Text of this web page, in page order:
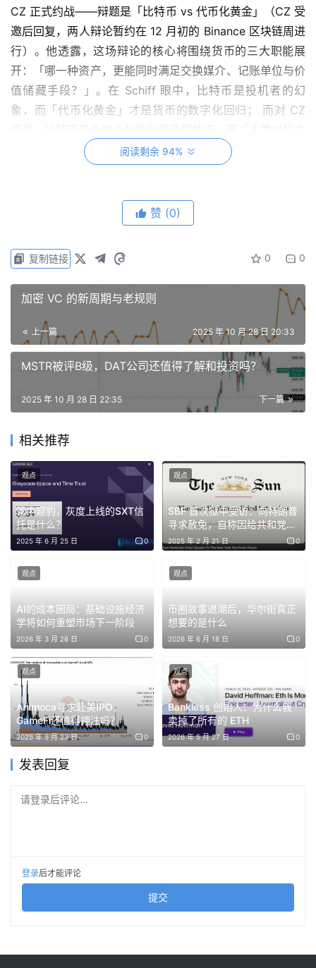
CZ 正式约战——辩题是「比特币 vs 代币化黄金」（CZ 受
邀后回复，两人辩论暂约在 12 月初的 Binance 区块链周进
行）。他透露，这场辩论的核心将围绕货币的三大职能展
开：「哪一种资产，更能同时满足交换媒介、记账单位与价
值储藏手段？」。在 Schiff 眼中，比特币是投机者的幻
象，而「代币化黄金」才是货币的数字化回归； 而对 CZ
的自我修正」。
仰、两种货币观之间的「辩前序章」。以下为访谈原文内
容，由 Odaily 星球日报编译，为便于阅读流畅，内容有一
原文如下
主持人：我看了您很多访谈，比如 2007 年您预警危机时主
持人都在笑，还有在金价 1200 美元时您坚持看多 5000
美元并与主持人激烈争论。这些预测最终都被证实了。我想
从这里切入：您认为加密圈理解黄金的最大误区是什么？
Peter Schiff：很多人误解黄金，是因为他们想为比特币辩
护。比特币没有任何内在价值——它不是可以被用来制造东
你可以转给别人，而别人拿到后同样也做不了什么，只能继
续转给下一个人。
于是他们想当然地把黄金也归为这一类，认为黄金不过是一
块「无用的石头」，有价值只是因为人们「相信它有价
值」。他们据此得出结论：既然黄金能「凭信念」定价，那
比特币也可以。
但他们忽略了最关键的一点：黄金确实有内在价值，而且价
值极高。这正是它能成为货币的根本原因——它是一种稀缺
而珍贵的实物商品。黄金之所以优于其他商品，能长期作为
货币使用，是因为它拥有一系列独特属性：可分割、可替
代、耐久、易携带。比特币确实在这些属性上模仿了黄金，
但缺失了最核心的一点——实际价值。
没有这一点，其他一切都成了空谈。你可以把「虚无」切分
成无数小块，但它仍然是「虚无」。黄金之所以可以被分
饰，虽然你也能用其他金属做饰品，但人们更偏爱黄金。除
此之外，它还应用于电子设备、航天、医疗、牙科等多个行
另一个重要用途，就是货币。黄金能成为价值储藏手段，是
阅读剩余 94%
赞 (0)
0 0
复制链接
加密 VC 的新周期与老规则
上一篇 2025 年 10 月 28 日 20:33
MSTR被评B级，DAT公司还值得了解和投资吗？
下一篇
2025 年 10 月 28 日 22:35
相关推荐
管中窥豹，灰度上线的SXT信
托是什么？
2025 年 6 月 25 日 0
观点
SBF 首次狱中受访：向特朗普
寻求赦免，自称因给共和党捐
款被 DOJ 「盯上」
2025 年 2 月 21 日 0
观点
AI的成本困局：基础设施经济
学将如何重塑市场下一阶段
2026 年 3 月 26 日 0
观点
币圈故事退潮后，华尔街真正
想要的是什么
2026 年 6 月 18 日 0
观点
Animoca寻求赴美IPO，
GameFi还值得押注吗？
2025 年 5 月 23 日 0
观点
Bankless 创始人：为什么我
卖掉了所有的 ETH
2026 年 5 月 27 日 0
观点
发表回复
请登录后评论...
登录后才能评论
提交